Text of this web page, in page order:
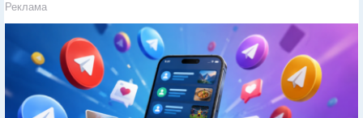
Реклама